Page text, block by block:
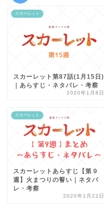
スカーレット
スカーレット第87話(1月15日)
｜あらすじ・ネタバレ・考察
2020年1月8日
スカーレット
スカーレットあらすじ【第９
週】火まつりの誓い｜ネタバ
レ・考察
2020年1月22日